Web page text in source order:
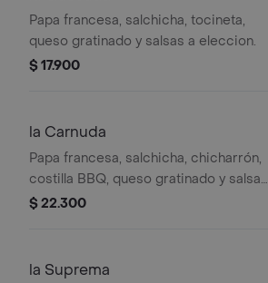
Papa francesa, salchicha, tocineta,
queso gratinado y salsas a eleccion.
$ 17.900
la Carnuda
Papa francesa, salchicha, chicharrón,
costilla BBQ, queso gratinado y salsas
a a eleccion.
$ 22.300
la Suprema